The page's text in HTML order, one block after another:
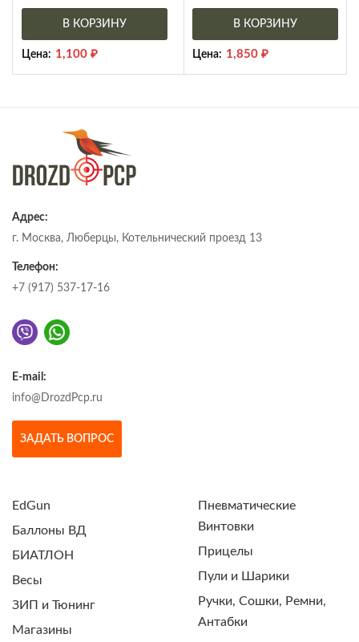
В КОРЗИНУ
Цена: 1,100 ₽
В КОРЗИНУ
Цена: 1,850 ₽
Адрес:
г. Москва, Люберцы, Котельнический проезд 13
Телефон:
+7 (917) 537-17-16
E-mail:
info@DrozdPcp.ru
ЗАДАТЬ ВОПРОС
EdGun
Баллоны ВД
БИАТЛОН
Весы
ЗИП и Тюнинг
Магазины
Пневматические
Винтовки
Прицелы
Пули и Шарики
Ручки, Сошки, Ремни,
Антабки